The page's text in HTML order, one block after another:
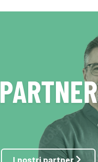
PARTNER
I nostri partner